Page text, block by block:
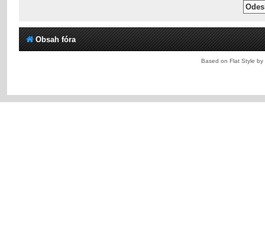
Obsah fóra
Based on Flat Style by